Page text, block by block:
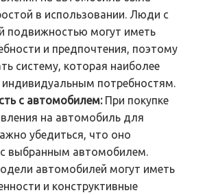
в использовании. Люди с
подвижностью могут иметь
и предпочтения, поэтому
систему, которая наиболее
потребностям.
с автомобилем:При покупке
на автомобиль для
убедиться, что оно
выбранным автомобилем.
автомобилей могут иметь
и конструктивные